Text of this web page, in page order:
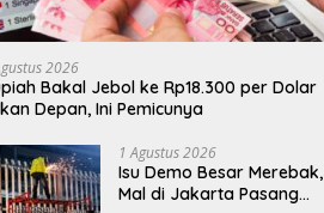
2026
Bakal Jebol ke Rp18.300 per Dolar
Depan, Ini Pemicunya
1 Agustus 2026
Isu Demo Besar Merebak,
Mal di Jakarta Pasang